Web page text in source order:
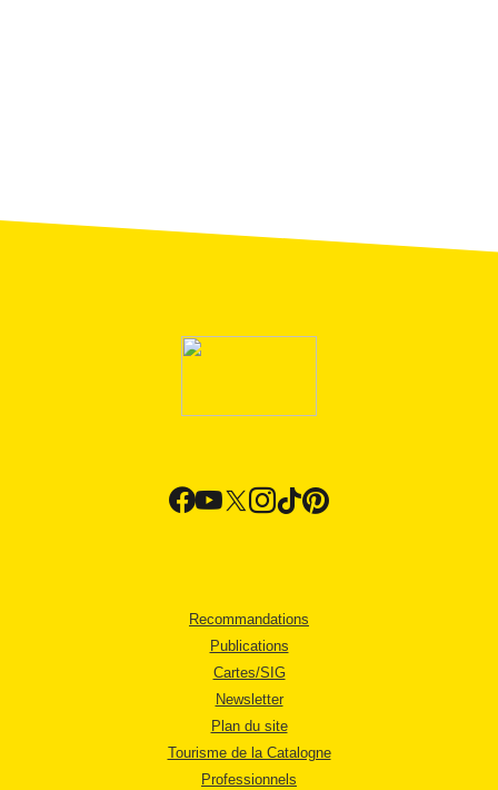
Recommandations
Publications
Cartes/SIG
Newsletter
Plan du site
Tourisme de la Catalogne
Professionnels